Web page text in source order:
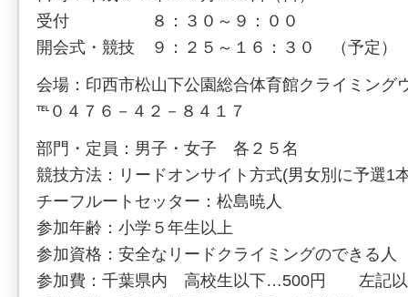
受付 ８：３０～９：００
開会式・競技 ９：２５～１６：３０ （予定）
会場：印西市松山下公園総合体育館クライミング
℡０４７６－４２－８４１７
部門・定員：男子・女子 各２５名
競技方法：リードオンサイト方式(男女別に予選1
チーフルートセッター：松島暁人
参加年齢：小学５年生以上
参加資格：安全なリードクライミングのできる人
参加費：千葉県内 高校生以下…500円 左記